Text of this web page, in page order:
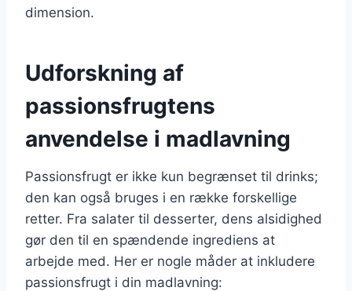
dimension.
Udforskning af
passionsfrugtens
anvendelse i madlavning
Passionsfrugt er ikke kun begrænset til drinks;
den kan også bruges i en række forskellige
retter. Fra salater til desserter, dens alsidighed
gør den til en spændende ingrediens at
arbejde med. Her er nogle måder at inkludere
passionsfrugt i din madlavning: